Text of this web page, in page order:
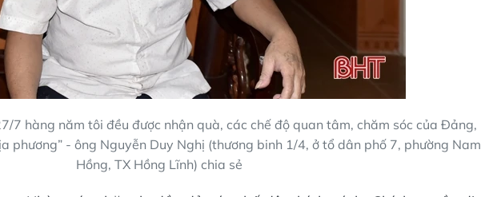
7 hàng năm tôi đều được nhận quà, các chế độ quan tâm, chăm sóc của Ðảng,
phương” - ông Nguyễn Duy Nghị (thương binh 1/4, ở tổ dân phố 7, phường Nam
Hồng, TX Hồng Lĩnh) chia sẻ